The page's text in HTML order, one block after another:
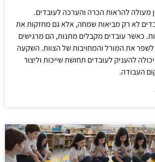
מעולה להראות הכרה והערכה לעובדים.
לא רק מביאות שמחה, אלא גם מחזקות את
כאשר עובדים מקבלים מתנות, הם מרגישים
לשפר את המורל והמחויבות של הצוות. השקעה
להעניק לעובדים תחושת שייכות וליצור
העבודה.